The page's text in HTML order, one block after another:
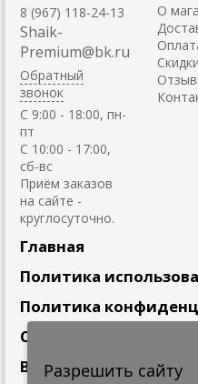
8 (967) 118-24-13
Shaik-
Premium@bk.ru
Обратный
звонок
C 9:00 - 18:00, пн-
пт
С 10:00 - 17:00,
сб-вс
Приём заказов
на сайте -
круглосуточно.
О
Главная
Политика
Политика
Сотрудничество
Вакансии
Разрешить сайту